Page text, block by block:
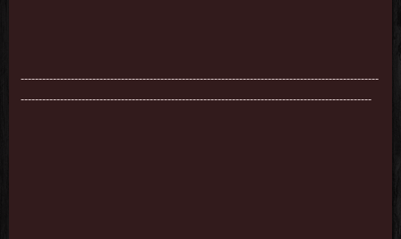
----------------------------------------------------------------------------------------------------
--------------------------------------------------------------------------------------------------